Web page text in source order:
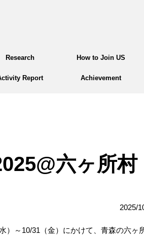
Research How to Join US
Report Achievement
六ヶ所村
2025/
）～10/31（金）にかけて、青森の六ヶ